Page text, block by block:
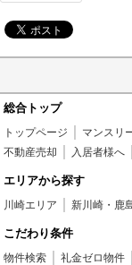
総合トップ
トップページ マンスリ
不動産売却
入居者様へ
エリアから探す
川崎エリア 新川崎・鹿
こだわり条件
物件検索 礼金ゼロ物件